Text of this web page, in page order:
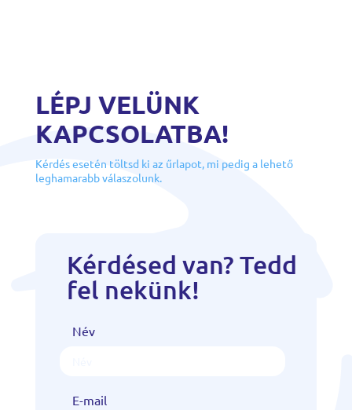
LÉPJ VELÜNK
KAPCSOLATBA!
Kérdés esetén töltsd ki az űrlapot, mi pedig a lehető
leghamarabb válaszolunk.
Kérdésed van? Tedd
fel nekünk!
Név
E-mail